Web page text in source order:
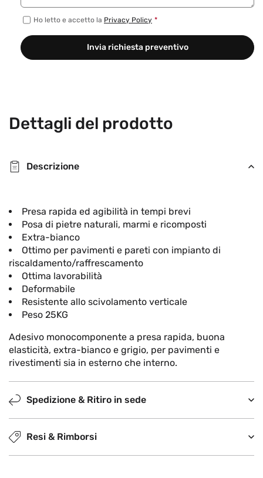
Ho letto e accetto la Privacy Policy *
Invia richiesta preventivo
Dettagli del prodotto
Descrizione
Presa rapida ed agibilità in tempi brevi
Posa di pietre naturali, marmi e ricomposti
Extra-bianco
Ottimo per pavimenti e pareti con impianto di
riscaldamento/raffrescamento
Ottima lavorabilità
Deformabile
Resistente allo scivolamento verticale
Peso 25KG
Adesivo monocomponente a presa rapida, buona
elasticità, extra-bianco e grigio, per pavimenti e
rivestimenti sia in esterno che interno.
Spedizione & Ritiro in sede
Resi & Rimborsi